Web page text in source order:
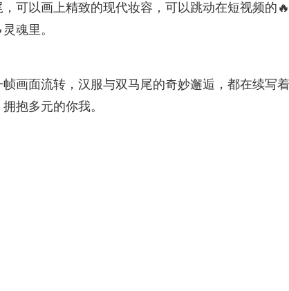
可以画上精致的现代妆容，可以跳动在短视频的
魂里。
画面流转，汉服与双马尾的奇妙邂逅，都在续写
抱多元的你我。